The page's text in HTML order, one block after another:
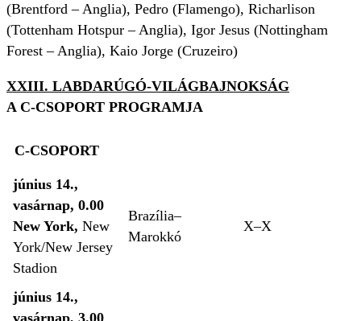
(Brentford – Anglia), Pedro (Flamengo), Richarlison
(Tottenham Hotspur – Anglia), Igor Jesus (Nottingham
Forest – Anglia), Kaio Jorge (Cruzeiro)
XXIII. LABDARÚGÓ-VILÁGBAJNOKSÁG
A C-CSOPORT PROGRAMJA
június 14.,
vasárnap, 0.00
New York, New
York/New Jersey
Stadion
Brazília–
Marokkó
X–X
június 14.,
C-CSOPORT